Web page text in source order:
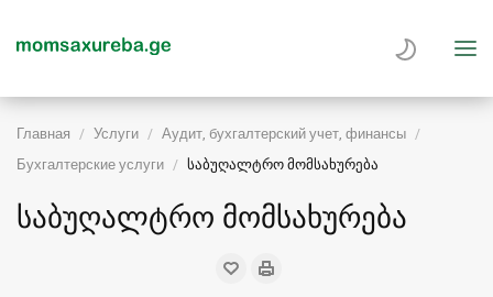
Главная Услуги
Аудит, бухгалтерский учет, финансы
Бухгалтерские услуги
საბუღალტრო მომსახურება
საბუღალტრო მომსახურება